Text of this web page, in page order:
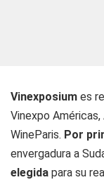
Vinexposium es
Vinexpo Américas,
WineParis. Por
envergadura a
elegida para su